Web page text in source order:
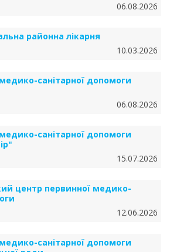
06.08.2026
районна лікарня
10.03.2026
санітарної допомоги
06.08.2026
санітарної допомоги
15.07.2026
центр первинної медико-
12.06.2026
санітарної допомоги